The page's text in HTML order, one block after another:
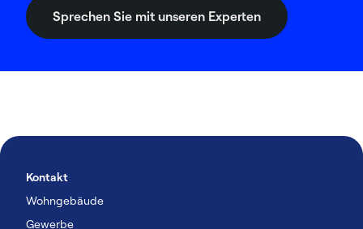
Sprechen Sie mit unseren Experten
Kontakt
Wohngebäude
Gewerbe